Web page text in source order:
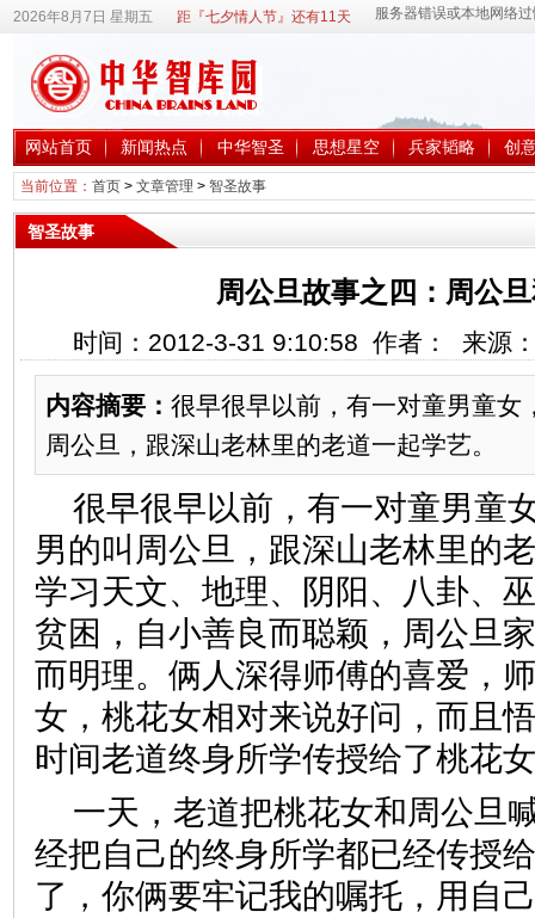
2026年8月7日 星期五 距『七夕情人节』还有11天
网站首页 新闻热点 中华智圣 思想星空 兵家韬略 创
当前位置： 首页> 文章管理 > 智圣故事
智圣故事
周公旦故事之四：周公
时间：2012-3-31 9:10:58 作者： 来源
内容摘要： 很早很早以前，有一对童男童女
周公旦，跟深山老林里的老道一起学艺。
很早很早以前，有一对童男童
男的叫周公旦，跟深山老林里的
学习天文、地理、阴阳、八卦、
贫困，自小善良而聪颖，周公旦
而明理。俩人深得师傅的喜爱，
女，桃花女相对来说好问，而且
时间老道终身所学传授给了桃花
一天，老道把桃花女和周公旦
经把自己的终身所学都已经传授
了，你俩要牢记我的嘱托，用自